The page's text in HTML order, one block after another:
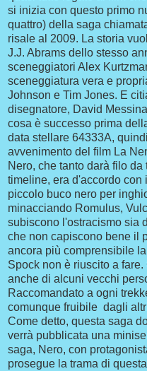
si inizia con questo primo
quattro) della saga
risale al 2009. La storia
J.J. Abrams dello stesso
sceneggiatori Alex
sceneggiatura vera e
Johnson e Tim Jones. E
disegnatore, David
cosa è successo prima
data stellare 64333A,
avvenimento del film La
Nero, che tanto darà filo
timeline, era d'accordo
piccolo buco nero per
minacciando Romulus,
subiscono l'ostracismo sia
che non capiscono bene il
ancora più comprensibile
Spock non è riuscito a
anche di alcuni vecchi
Raccomandato a ogni
comunque fruibile dagli
Come detto, questa saga
verrà pubblicata una
saga, Nero, con
prosegue la trama di